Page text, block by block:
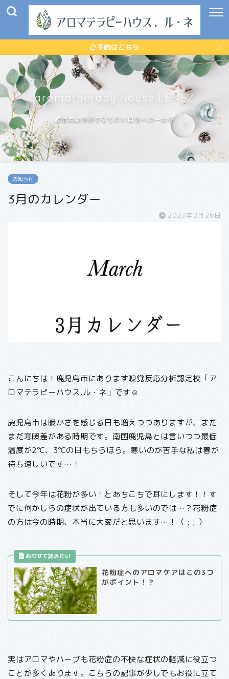
ご予約はこちら
aromatherapy house LENEZ
嗅覚反応分析でなりたい自分への一歩を
お知らせ
3月のカレンダー
2023年2月26日
こんにちは！鹿児島市にあります嗅覚反応分析認定校「ア
ロマテラピーハウス.ル・ネ」です☺︎
鹿児島市は暖かさを感じる日も増えつつありますが、まだ
まだ寒暖差がある時期です。南国鹿児島とは言いつつ最低
温度が2℃、3℃の日もちらほら。寒いのが苦手な私は春が
待ち遠しいです…！
そして今年は花粉が多い！とあちこちで耳にします！！す
でに何かしらの症状が出ている方も多いのでは…？花粉症
の方は今の時期、本当に大変だと思います…！（ ; ; ）
花粉症へのアロマケアはこの3つ
がポイント！？
実はアロマやハーブも花粉症の不快な症状の軽減に役立つ
ことが多くあります。こちらの記事が少しでもお役に立て